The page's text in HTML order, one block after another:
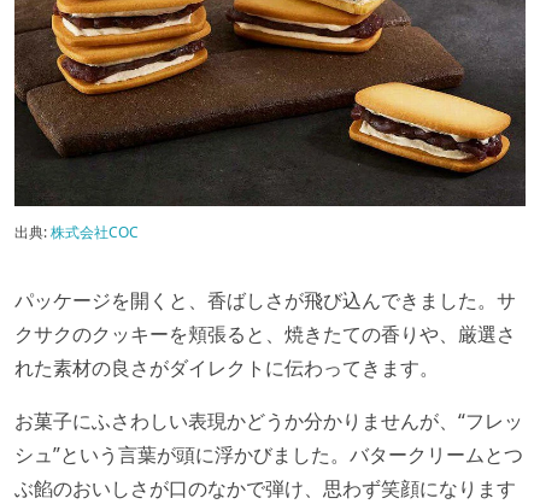
出典:株式会社COC
パッケージを開くと、香ばしさが飛び込んできました。サ
クサクのクッキーを頬張ると、焼きたての香りや、厳選さ
れた素材の良さがダイレクトに伝わってきます。
お菓子にふさわしい表現かどうか分かりませんが、“フレッ
シュ”という言葉が頭に浮かびました。バタークリームとつ
ぶ餡のおいしさが口のなかで弾け、思わず笑顔になります